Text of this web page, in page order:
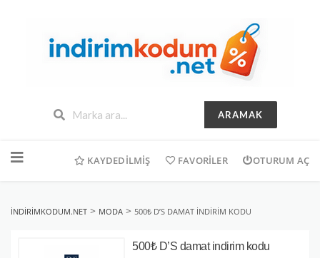
ARAMAK
geç
KAYDEDILMIŞ FAVORILER OTURUM AÇ
INDIRIMKODUM.NET > MODA > 500₺ D’S DAMAT INDIRIM KODU
500₺ D’S damat indirim kodu